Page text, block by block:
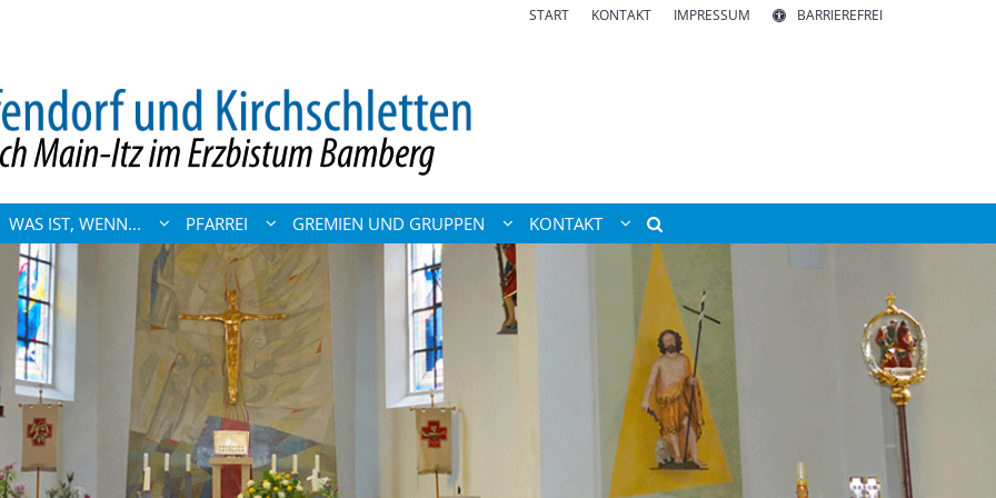
START KONTAKT IMPRESSUM BARRIEREFREI
WAS IST, WENN... PFARREI GREMIEN UND GRUPPEN KONTAKT